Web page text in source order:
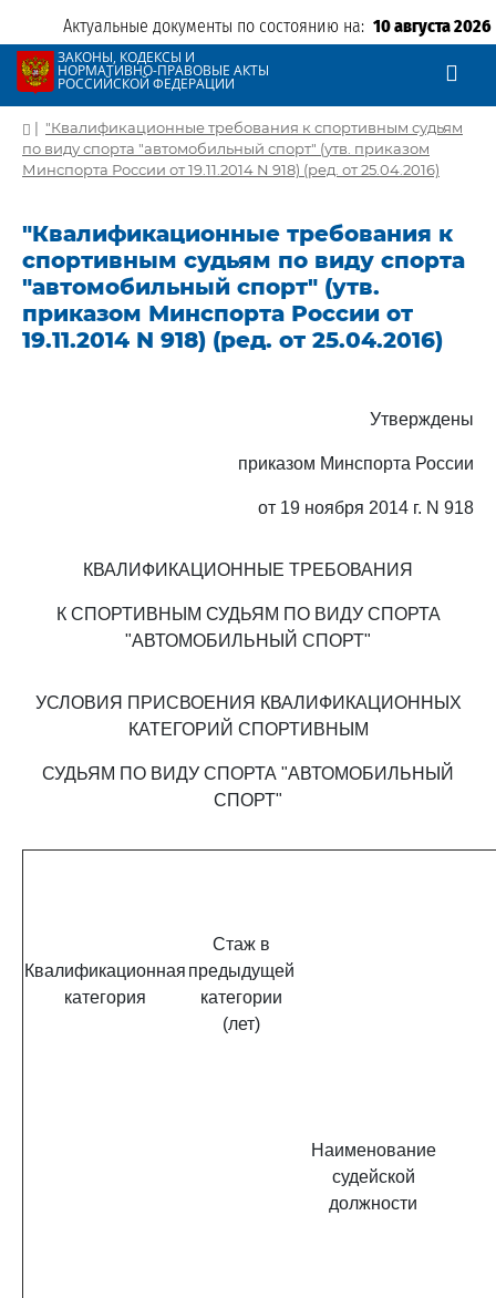
Актуальные документы по состоянию на: 10 августа 2026
ЗАКОНЫ, КОДЕКСЫ И
НОРМАТИВНО-ПРАВОВЫЕ АКТЫ
РОССИЙСКОЙ ФЕДЕРАЦИИ
| "Квалификационные требования к спортивным судьям
по виду спорта "автомобильный спорт" (утв. приказом
Минспорта России от 19.11.2014 N 918) (ред. от 25.04.2016)
"Квалификационные требования к
спортивным судьям по виду спорта
"автомобильный спорт" (утв.
приказом Минспорта России от
19.11.2014 N 918) (ред. от 25.04.2016)
Утверждены
приказом Минспорта России
от 19 ноября 2014 г. N 918
КВАЛИФИКАЦИОННЫЕ ТРЕБОВАНИЯ
К СПОРТИВНЫМ СУДЬЯМ ПО ВИДУ СПОРТА
"АВТОМОБИЛЬНЫЙ СПОРТ"
УСЛОВИЯ ПРИСВОЕНИЯ КВАЛИФИКАЦИОННЫХ
КАТЕГОРИЙ СПОРТИВНЫМ
СУДЬЯМ ПО ВИДУ СПОРТА "АВТОМОБИЛЬНЫЙ
СПОРТ"
Квалификационная
категория
Стаж в
предыдущей
категории
(лет)
Наименование
судейской
должности